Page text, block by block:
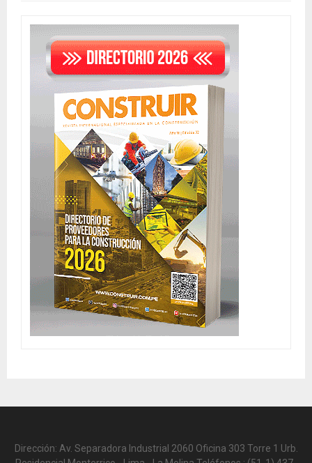
Dirección: Av. Separadora Industrial 2060 Oficina 303 Torre 1 Urb.